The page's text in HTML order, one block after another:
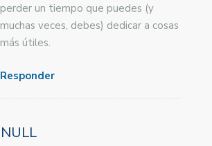
perder un tiempo que puedes (y
muchas veces, debes) dedicar a cosas
más útiles.
Responder
NULL